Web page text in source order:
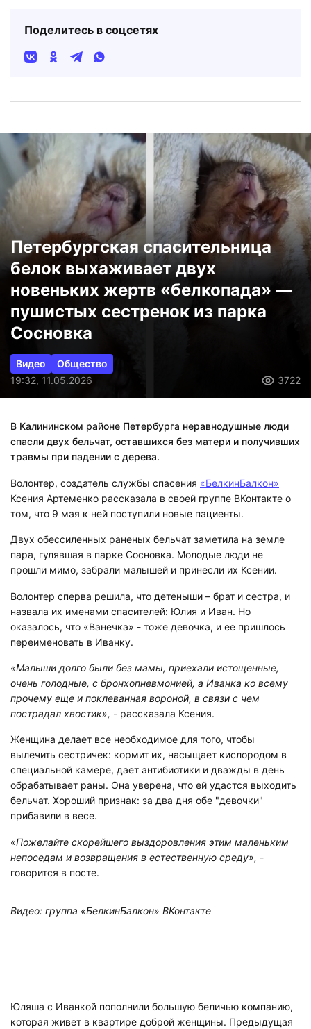
Поделитесь в соцсетях
Петербургская спасительница
белок выхаживает двух
новеньких жертв «белкопада» —
пушистых сестренок из парка
Сосновка
Видео
Общество
19:32, 11.05.2026
3722
В Калининском районе Петербурга неравнодушные люди
спасли двух бельчат, оставшихся без матери и получивших
травмы при падении с дерева.
Волонтер, создатель службы спасения «БелкинБалкон»
Ксения Артеменко рассказала в своей группе ВКонтакте о
том, что 9 мая к ней поступили новые пациенты.
Двух обессиленных раненых бельчат заметила на земле
пара, гулявшая в парке Сосновка. Молодые люди не
прошли мимо, забрали малышей и принесли их Ксении.
Волонтер сперва решила, что детеныши – брат и сестра, и
назвала их именами спасителей: Юлия и Иван. Но
оказалось, что «Ванечка» - тоже девочка, и ее пришлось
переименовать в Иванку.
«Малыши долго были без мамы, приехали истощенные,
очень голодные, с бронхопневмонией, а Иванка ко всему
прочему еще и поклеванная вороной, в связи с чем
пострадал хвостик», - рассказала Ксения.
Женщина делает все необходимое для того, чтобы
вылечить сестричек: кормит их, насыщает кислородом в
специальной камере, дает антибиотики и дважды в день
обрабатывает раны. Она уверена, что ей удастся выходить
бельчат. Хороший признак: за два дня обе "девочки"
прибавили в весе.
«Пожелайте скорейшего выздоровления этим маленьким
непоседам и возвращения в естественную среду», -
говорится в посте.
Видео: группа «БелкинБалкон» ВКонтакте
Юляша с Иванкой пополнили большую беличью компанию,
которая живет в квартире доброй женщины. Предыдущая